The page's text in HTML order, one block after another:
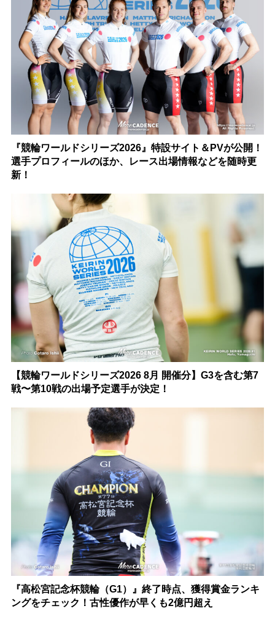
『競輪ワールドシリーズ2026』特設サイト＆PVが公開！
選手プロフィールのほか、レース出場情報などを随時更
新！
【競輪ワールドシリーズ2026 8月 開催分】G3を含む第7
戦〜第10戦の出場予定選手が決定！
『高松宮記念杯競輪（G1）』終了時点、獲得賞金ランキ
ングをチェック！古性優作が早くも2億円超え